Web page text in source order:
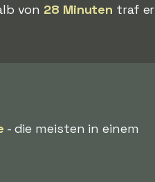
von 28 Minuten traf er
- die meisten in einem